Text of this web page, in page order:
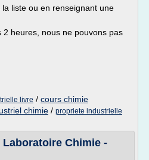
liste ou en renseignant une
2 heures, nous ne pouvons pas
livre / cours chimie
chimie / propriete industrielle
Chimie -